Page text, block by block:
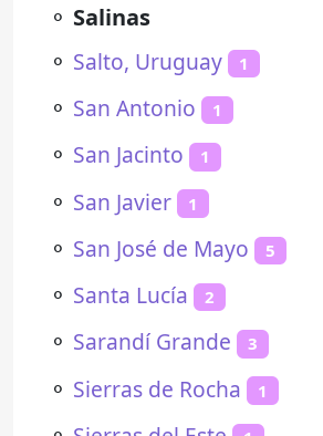
⚬ Salinas
⚬ Salto, Uruguay 1
⚬ San Antonio 1
⚬ San Jacinto 1
⚬ San Javier 1
⚬ San José de Mayo 5
⚬ Santa Lucía 2
⚬ Sarandí Grande 3
⚬ Sierras de Rocha 1